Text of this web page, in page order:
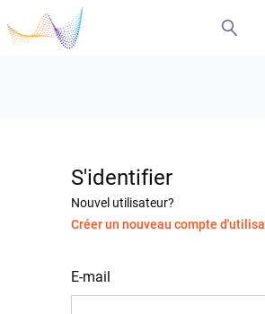
S'identifier
Nouvel utilisateur?
Créer un nouveau compte
E-mail